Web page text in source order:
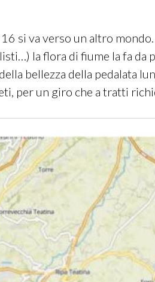
16 si va verso un altro
la flora di fiume la fa da
bellezza della pedalata
per un giro che a tratti